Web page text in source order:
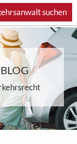
suchen